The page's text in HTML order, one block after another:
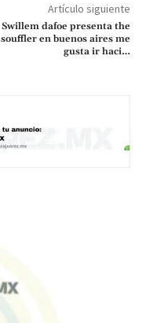
Artículo siguiente
Swillem dafoe presenta the
souffler en buenos aires me
gusta ir haci…